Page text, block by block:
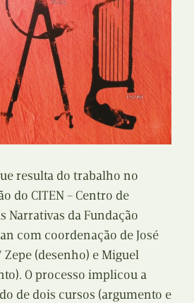
resulta do trabalho no
do CITEN – Centro de
Narrativas da Fundação
com coordenação de José
(desenho) e Miguel
O processo implicou a
de dois cursos (argumento e